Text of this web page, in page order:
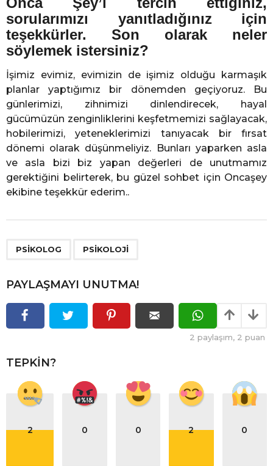
sorularımızı yanıtladığınız için
teşekkürler. Son olarak neler
söylemek istersiniz?
İşimiz evimiz, evimizin de işimiz olduğu karmaşık
planlar yaptığımız bir dönemden geçiyoruz. Bu
günlerimizi, zihnimizi dinlendirecek, hayal
gücümüzün zenginliklerini keşfetmemizi sağlayacak,
hobilerimizi, yeteneklerimizi tanıyacak bir fırsat
dönemi olarak düşünmeliyiz. Bunları yaparken asla
ve asla bizi biz yapan değerleri de unutmamız
gerektiğini belirterek, bu güzel sohbet için Oncaşey
ekibine teşekkür ederim..
PSIKOLOG PSIKOLOJI
PAYLAŞMAYI UNUTMA!
2 paylaşım, 2 puan
TEPKIN?
2 0 0 2 0